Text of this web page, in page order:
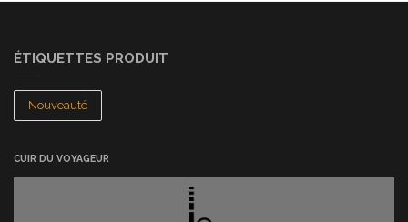
ÉTIQUETTES PRODUIT
Nouveauté
CUIR DU VOYAGEUR